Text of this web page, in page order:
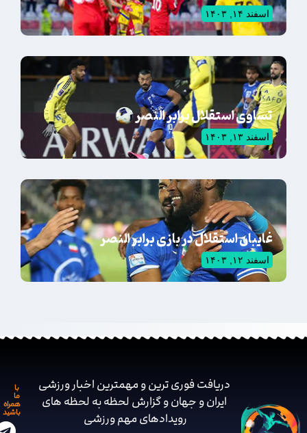
اسفند ۱۴, ۱۴۰۳
تساوی استقلال برابر النصر
اسفند ۱۳, ۱۴۰۳
غایبان استقلال در بازی برابر النصر
اسفند ۱۲, ۱۴۰۳
دریافت فوری ترین و مهمترین اخبار ورزشی
ایران و جهان و گزارش لحظه به لحظه های
رویدادهای مهم ‌ورزشی
همراه
باشید